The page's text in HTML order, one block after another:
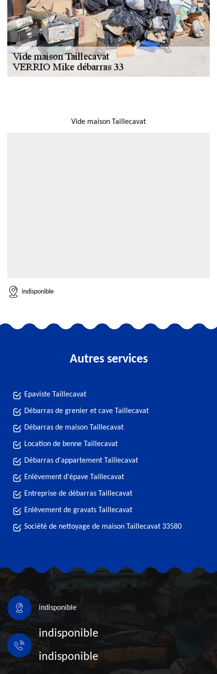
Vide maison Taillecavat
indisponible
Autres services
Epaviste Taillecavat
Débarras de grenier et cave Taillecavat
Débarras de maison Taillecavat
Location de benne Taillecavat
Débarras d'appartement Taillecavat
Enlèvement d'épave Taillecavat
Entreprise de débarras Taillecavat
Enlèvement de gravats Taillecavat
Société de nettoyage de maison Taillecavat 33580
indisponible
indisponible
indisponible